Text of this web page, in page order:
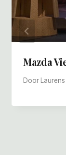
Mazda
Door Laurens